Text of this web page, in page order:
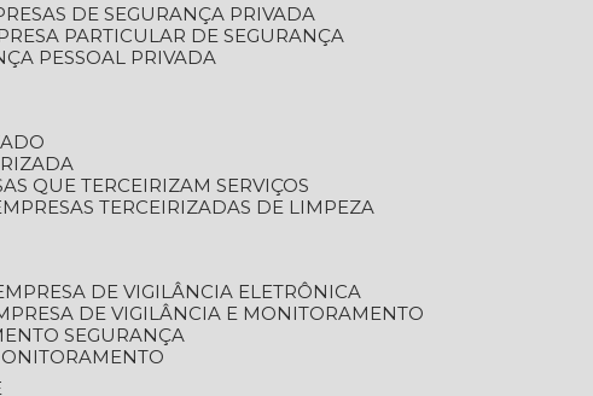
DE SEGURANÇA PRIVADA
PARTICULAR DE SEGURANÇA
PESSOAL PRIVADA
QUE TERCEIRIZAM SERVIÇOS
EMPRESAS TERCEIRIZADAS DE LIMPEZA
EMPRESA DE VIGILÂNCIA ELETRÔNICA
DE VIGILÂNCIA E MONITORAMENTO
SEGURANÇA